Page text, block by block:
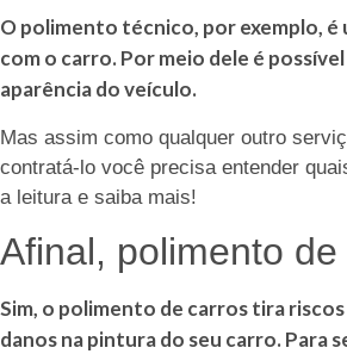
O polimento técnico, por exemplo, é
com o carro. Por meio dele é
aparência do veículo.
Mas assim como qualquer outro
contratá-lo você precisa entender
a leitura e saiba mais!
Afinal, polimento
Sim, o polimento de carros tira
danos na pintura do seu carro. Para